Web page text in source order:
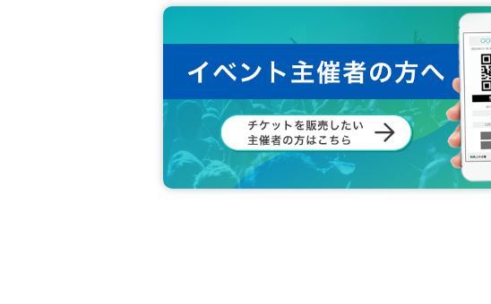
※Livepocket-ticket-マイページ内「マイチケット」から、電子チケ
※以下いずれかの身分証明書1点（
名義人名が事前抽選応募者名と
運転免許証・学生証・パスポート・マイナンバーカード・障害者
※有効期限切れの身分証のコピー、写真は無効となります。
※ご本人様であることが確認できない場合には、ご入店をお断りい